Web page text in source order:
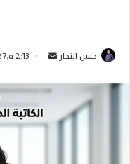
حسن النجار
س
ل
ب
2:13 م27 يونيو، 2026